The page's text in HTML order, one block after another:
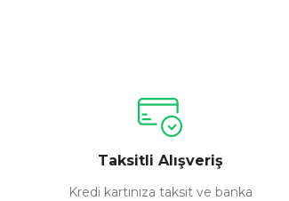
Ürün açıklamasında eksik bilgiler bulunuyor.
Ürün bilgilerinde hatalar bulunuyor.
Ürün fiyatı diğer sitelerden daha pahalı.
Bu ürüne benzer farklı alternatifler olmalı.
Taksitli Alışveriş
Kredi kartınıza taksit ve banka